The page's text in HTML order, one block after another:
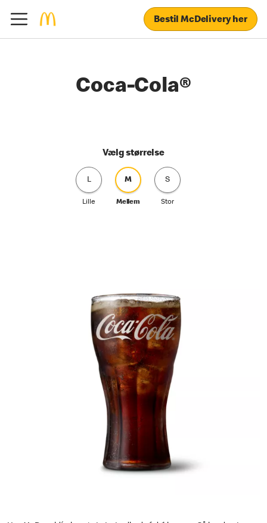
Bestil McDelivery her
Coca-Cola®
Vælg størrelse
L
Lille
M
Mellem
S
Stor